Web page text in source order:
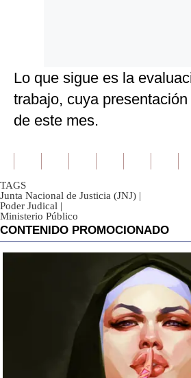
Lo que sigue es la
trabajo, cuya
de este mes.
TAGS
Junta Nacional de Justicia (JNJ) |
Poder Judical |
Ministerio Público